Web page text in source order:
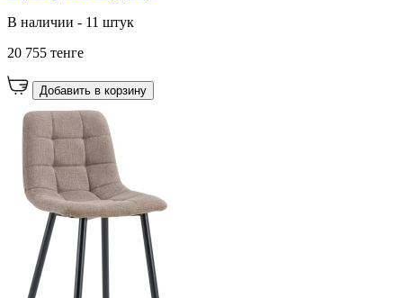
В наличии - 11 штук
20 755 тенге
Добавить в корзину